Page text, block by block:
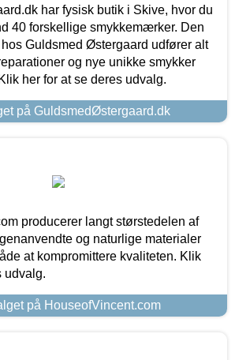
har fysisk butik i Skive, hvor du
40 forskellige smykkemærker. Den
Guldsmed Østergaard udfører alt
og nye unikke smykker
her for at se deres udvalg.
på GuldsmedØstergaard.dk
producerer langt størstedelen af
og naturlige materialer
at kompromittere kvaliteten. Klik
udvalg.
på HouseofVincent.com